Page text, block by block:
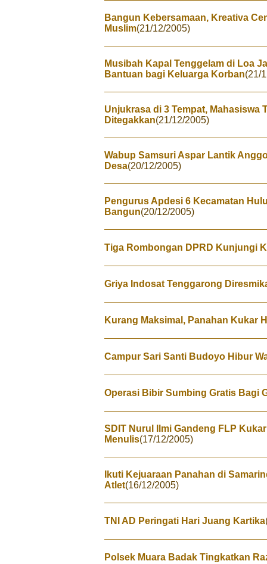
Bangun Kebersamaan, Kreativa
Muslim(21/12/2005)
Musibah Kapal Tenggelam di Loa
Bantuan bagi Keluarga Korban(21/
Unjukrasa di 3 Tempat, Mahasiswa
Ditegakkan(21/12/2005)
Wabup Samsuri Aspar Lantik
Desa(20/12/2005)
Pengurus Apdesi 6 Kecamatan
Bangun(20/12/2005)
Tiga Rombongan DPRD Kunjungi
Griya Indosat Tenggarong
Kurang Maksimal, Panahan Kukar
Campur Sari Santi Budoyo Hibur
Operasi Bibir Sumbing Gratis Bagi
SDIT Nurul Ilmi Gandeng FLP
Menulis(17/12/2005)
Ikuti Kejuaraan Panahan di
Atlet(16/12/2005)
TNI AD Peringati Hari Juang Kartika
Polsek Muara Badak Tingkatkan